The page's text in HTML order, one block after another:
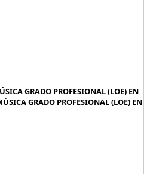
GRADO PROFESIONAL (LOE) EN
GRADO PROFESIONAL (LOE) EN